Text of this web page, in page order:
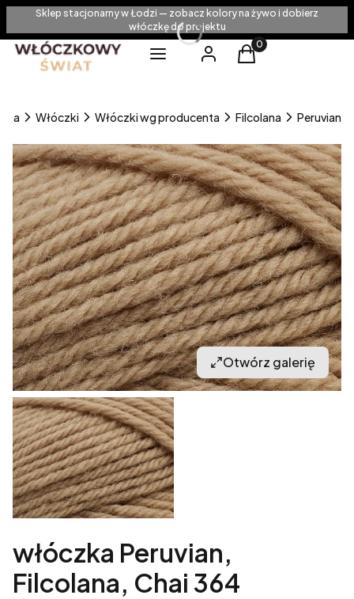
Sklep stacjonarny w Łodzi — zobacz kolory na żywo i dobierz
włóczkę do projektu
Menu
Zaloguj sięProdukty w
Koszyk
Włóczki Włóczki wg producenta Filcolana Peruvian
Otwórz galerię
włóczka Peruvian,
Filcolana, Chai 364